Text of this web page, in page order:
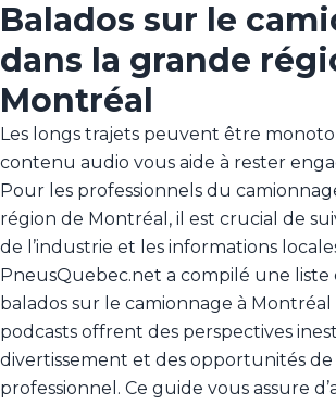
Balados sur le
dans la grande
Montréal
Les longs trajets peuvent être
contenu audio vous aide à rester
Pour les professionnels du
région de Montréal, il est crucial de
de l’industrie et les informations
PneusQuebec.net a compilé une liste
balados sur le camionnage à Montréal
podcasts offrent des perspectives
divertissement et des opportunités
professionnel. Ce guide vous assure